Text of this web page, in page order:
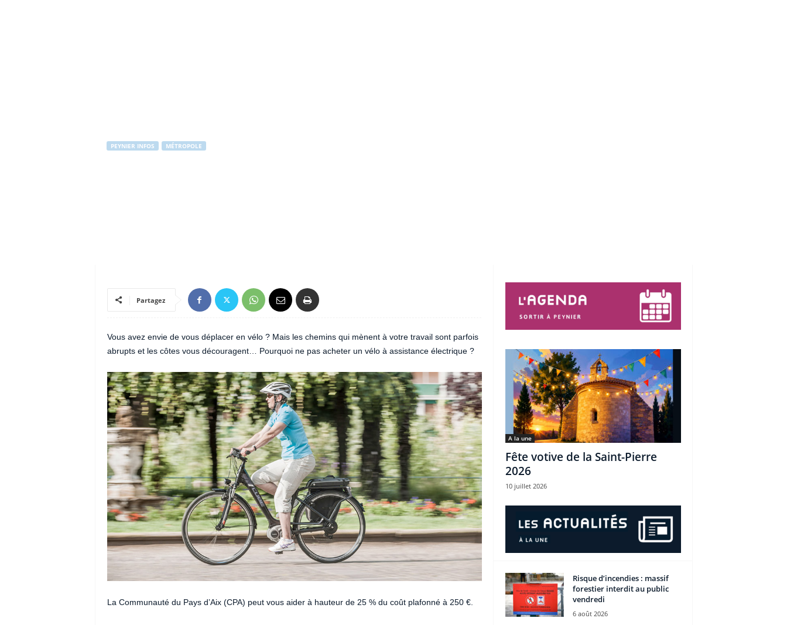
PEYNIER INFOS MÉTROPOLE
Partagez
Vous avez envie de vous déplacer en vélo ? Mais les chemins qui mènent à votre travail sont parfois
abrupts et les côtes vous découragent… Pourquoi ne pas acheter un vélo à assistance électrique ?
La Communauté du Pays d’Aix (CPA) peut vous aider à hauteur de 25 % du coût plafonné à 250 €.
A la une
Fête votive de la Saint-Pierre
2026
10 juillet 2026
Risque d’incendies : massif
forestier interdit au public
vendredi
6 août 2026